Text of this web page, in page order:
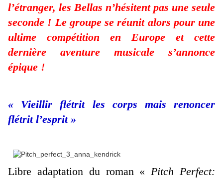
l’étranger, les Bellas n’hésitent pas une seule
seconde ! Le groupe se réunit alors pour une
ultime compétition en Europe et cette
dernière aventure musicale s’annonce
épique !
« Vieillir flétrit les corps mais renoncer
flétrit l’esprit »
Libre adaptation du roman « Pitch Perfect: